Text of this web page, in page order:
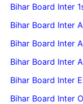
Bihar Board Inter
Bihar Board Inter
Bihar Board Inter
Bihar Board Inter
Bihar Board Inter
Bihar Board Inter